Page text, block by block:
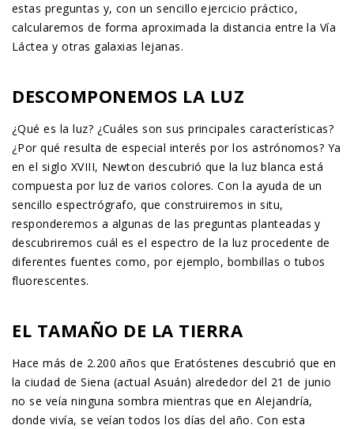
estas preguntas y, con un sencillo ejercicio práctico,
calcularemos de forma aproximada la distancia entre la Vía
Láctea y otras galaxias lejanas.
DESCOMPONEMOS LA LUZ
¿Qué es la luz? ¿Cuáles son sus principales características?
¿Por qué resulta de especial interés por los astrónomos? Ya
en el siglo XVIII, Newton descubrió que la luz blanca está
compuesta por luz de varios colores. Con la ayuda de un
sencillo espectrógrafo, que construiremos in situ,
responderemos a algunas de las preguntas planteadas y
descubriremos cuál es el espectro de la luz procedente de
diferentes fuentes como, por ejemplo, bombillas o tubos
fluorescentes.
EL TAMAÑO DE LA TIERRA
Hace más de 2.200 años que Eratóstenes descubrió que en
la ciudad de Siena (actual Asuán) alrededor del 21 de junio
no se veía ninguna sombra mientras que en Alejandría,
donde vivía, se veían todos los días del año. Con esta